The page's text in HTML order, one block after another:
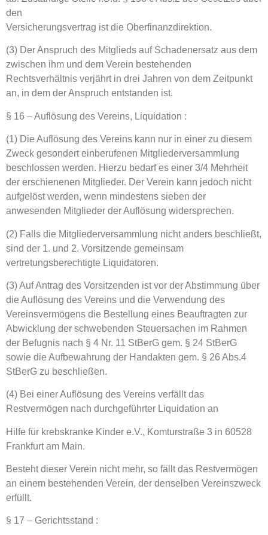
den
Versicherungsvertrag ist die Oberfinanzdirektion.
(3) Der Anspruch des Mitglieds auf Schadenersatz aus dem
zwischen ihm und dem Verein bestehenden
Rechtsverhältnis verjährt in drei Jahren von dem Zeitpunkt
an, in dem der Anspruch entstanden ist.
§ 16 – Auflösung des Vereins, Liquidation :
(1) Die Auflösung des Vereins kann nur in einer zu diesem
Zweck gesondert einberufenen Mitgliederversammlung
beschlossen werden. Hierzu bedarf es einer 3/4 Mehrheit
der erschienenen Mitglieder. Der Verein kann jedoch nicht
aufgelöst werden, wenn mindestens sieben der
anwesenden Mitglieder der Auflösung widersprechen.
(2) Falls die Mitgliederversammlung nicht anders beschließt,
sind der 1. und 2. Vorsitzende gemeinsam
vertretungsberechtigte Liquidatoren.
(3) Auf Antrag des Vorsitzenden ist vor der Abstimmung über
die Auflösung des Vereins und die Verwendung des
Vereinsvermögens die Bestellung eines Beauftragten zur
Abwicklung der schwebenden Steuersachen im Rahmen
der Befugnis nach § 4 Nr. 11 StBerG gem. § 24 StBerG
sowie die Aufbewahrung der Handakten gem. § 26 Abs.4
StBerG zu beschließen.
(4) Bei einer Auflösung des Vereins verfällt das
Restvermögen nach durchgeführter Liquidation an
Hilfe für krebskranke Kinder e.V., Komturstraße 3 in 60528
Frankfurt am Main.
Besteht dieser Verein nicht mehr, so fällt das Restvermögen
an einem bestehenden Verein, der denselben Vereinszweck
erfüllt.
§ 17 – Gerichtsstand :